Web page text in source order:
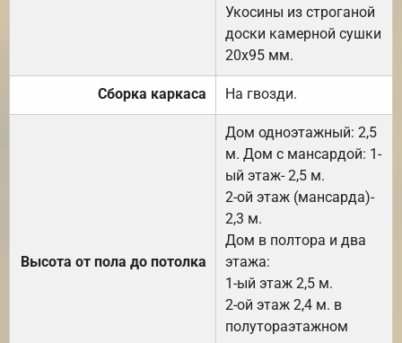
Укосины из строганой
доски камерной сушки
20х95 мм.
Сборка каркаса На гвозди.
Высота от пола до потолка
Дом одноэтажный: 2,5
м. Дом с мансардой: 1-
ый этаж- 2,5 м.
2-ой этаж (мансарда)-
2,3 м.
Дом в полтора и два
этажа:
1-ый этаж 2,5 м.
2-ой этаж 2,4 м. в
полутораэтажном